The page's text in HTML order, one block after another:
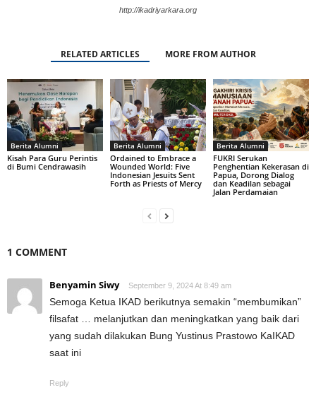
http://ikadriyarkara.org
RELATED ARTICLES MORE FROM AUTHOR
Berita Alumni
Kisah Para Guru Perintis
di Bumi Cendrawasih
Berita Alumni
Ordained to Embrace a
Wounded World: Five
Indonesian Jesuits Sent
Forth as Priests of Mercy
Berita Alumni
FUKRI Serukan
Penghentian Kekerasan di
Papua, Dorong Dialog
dan Keadilan sebagai
Jalan Perdamaian
1 COMMENT
Benyamin Siwy September 9, 2024 At 8:49 am
Semoga Ketua IKAD berikutnya semakin “membumikan”
filsafat … melanjutkan dan meningkatkan yang baik dari
yang sudah dilakukan Bung Yustinus Prastowo KaIKAD
saat ini
Reply